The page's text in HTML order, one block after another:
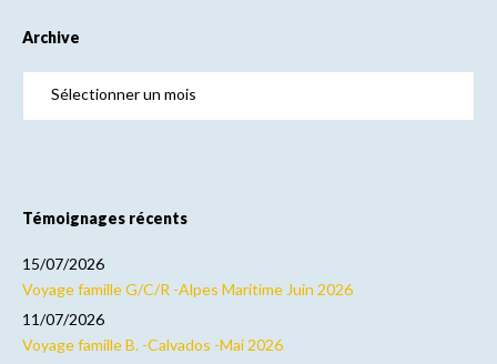
Archive
Témoignages récents
Voyage famille G/C/R -Alpes Maritime Juin 2026
15/07/2026
Voyage famille B. -Calvados -Mai 2026
11/07/2026